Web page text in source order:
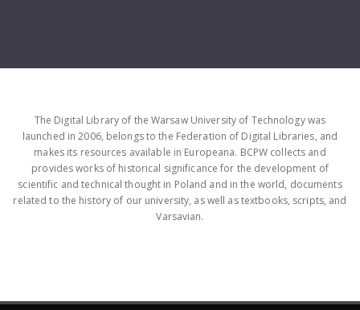
The Digital Library of the Warsaw University of Technology was
launched in 2006, belongs to the Federation of Digital Libraries, and
makes its resources available in Europeana. BCPW collects and
provides works of historical significance for the development of
scientific and technical thought in Poland and in the world, documents
related to the history of our university, as well as textbooks, scripts, and
Varsavian.